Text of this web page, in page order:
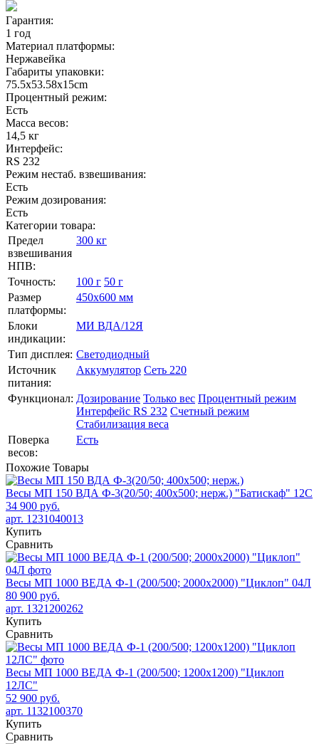
Гарантия:
1 год
Материал платформы:
Нержавейка
Габариты упаковки:
75.5х53.58х15cm
Процентный режим:
Есть
Масса весов:
14,5 кг
Интерфейс:
RS 232
Режим нестаб. взвешивания:
Есть
Режим дозирования:
Есть
Категории товара:
Предел
взвешивания
НПВ:
300 кг
Точность: 100 г 50 г
Размер
платформы:
450х600 мм
Блоки
индикации:
МИ ВДА/12Я
Тип дисплея: Светодиодный
Источник
питания:
Аккумулятор Сеть 220
Функционал: Дозирование Только вес Процентный режим
Интерфейс RS 232 Счетный режим
Стабилизация веса
Поверка
весов:
Есть
Похожие Товары
Весы МП 150 ВДА Ф-3(20/50; 400х500; нерж.) "Батискаф" 12С
34 900 руб.
арт. 1231040013
Купить
Сравнить
Весы МП 1000 ВЕДА Ф-1 (200/500; 2000х2000) "Циклоп" 04Л
80 900 руб.
арт. 1321200262
Купить
Сравнить
Весы МП 1000 ВЕДА Ф-1 (200/500; 1200х1200) "Циклоп
12ЛС"
52 900 руб.
арт. 1132100370
Купить
Сравнить